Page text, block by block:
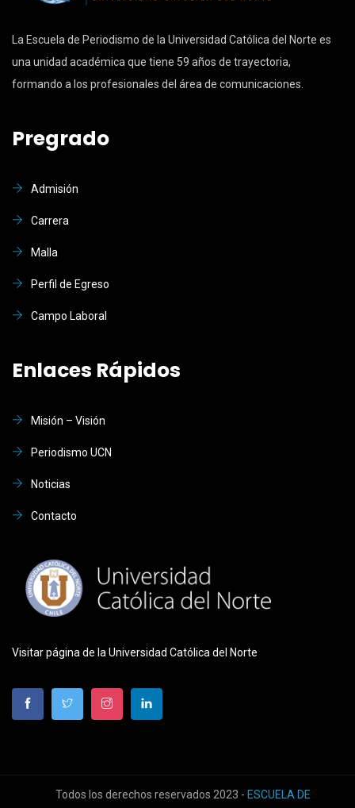
La Escuela de Periodismo de la Universidad Católica del Norte es
una unidad académica que tiene 59 años de trayectoria,
formando a los profesionales del área de comunicaciones.
Pregrado
Admisión
Carrera
Malla
Perfil de Egreso
Campo Laboral
Enlaces Rápidos
Misión – Visión
Periodismo UCN
Noticias
Contacto
Visitar página de la Universidad Católica del Norte
Todos los derechos reservados 2023 - ESCUELA DE